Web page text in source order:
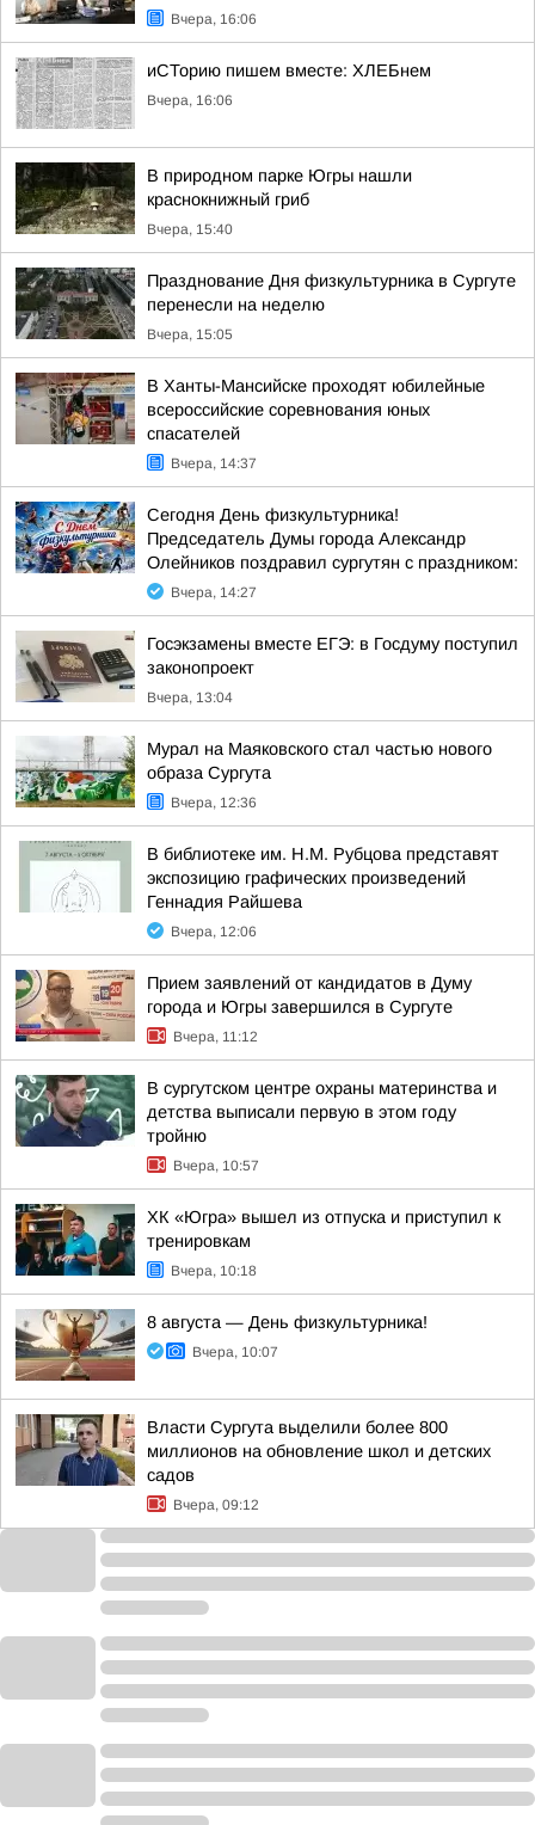
Вчера, 16:06
иСТорию пишем вместе: ХЛЕБнем
Вчера, 16:06
В природном парке Югры нашли
краснокнижный гриб
Вчера, 15:40
Празднование Дня физкультурника в Сургуте
перенесли на неделю
Вчера, 15:05
В Ханты-Мансийске проходят юбилейные
всероссийские соревнования юных
спасателей
Вчера, 14:37
Сегодня День физкультурника!
Председатель Думы города Александр
Олейников поздравил сургутян с праздником:
Вчера, 14:27
Госэкзамены вместе ЕГЭ: в Госдуму поступил
законопроект
Вчера, 13:04
Мурал на Маяковского стал частью нового
образа Сургута
Вчера, 12:36
В библиотеке им. Н.М. Рубцова представят
экспозицию графических произведений
Геннадия Райшева
Вчера, 12:06
Прием заявлений от кандидатов в Думу
города и Югры завершился в Сургуте
Вчера, 11:12
В сургутском центре охраны материнства и
детства выписали первую в этом году
тройню
Вчера, 10:57
ХК «Югра» вышел из отпуска и приступил к
тренировкам
Вчера, 10:18
8 августа — День физкультурника!
Вчера, 10:07
Власти Сургута выделили более 800
миллионов на обновление школ и детских
садов
Вчера, 09:12